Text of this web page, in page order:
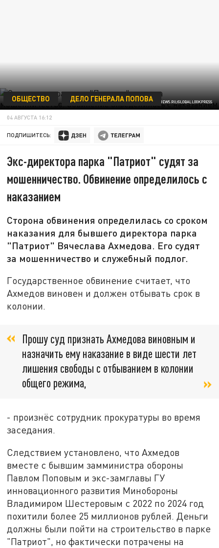
ФОТО: POGIBA ALEKSANDRA/NEWS.RU/GLOBALLOOKPRESS
ОБЩЕСТВО ДЕЛО ГЕНЕРАЛА ПОПОВА
04 АВГУСТА 16:12
ПОДПИШИТЕСЬ:
Экс-директора парка "Патриот" судят за
мошенничество. Обвинение определилось с
наказанием
Сторона обвинения определилась со сроком
наказания для бывшего директора парка
"Патриот" Вячеслава Ахмедова. Его судят
за мошенничество и служебный подлог.
Государственное обвинение считает, что
Ахмедов виновен и должен отбывать срок в
колонии.
Прошу суд признать Ахмедова виновным и
назначить ему наказание в виде шести лет
лишения свободы с отбыванием в колонии
общего режима,
- произнёс сотрудник прокуратуры во время
заседания.
Следствием установлено, что Ахмедов
вместе с бывшим замминистра обороны
Павлом Поповым и экс-замглавы ГУ
инновационного развития Минобороны
Владимиром Шестеровым с 2022 по 2024 год
похитили более 25 миллионов рублей. Деньги
должны были пойти на строительство в парке
"Патриот", но фактически потрачены на